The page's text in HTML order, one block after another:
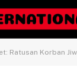
Ratusan Korban